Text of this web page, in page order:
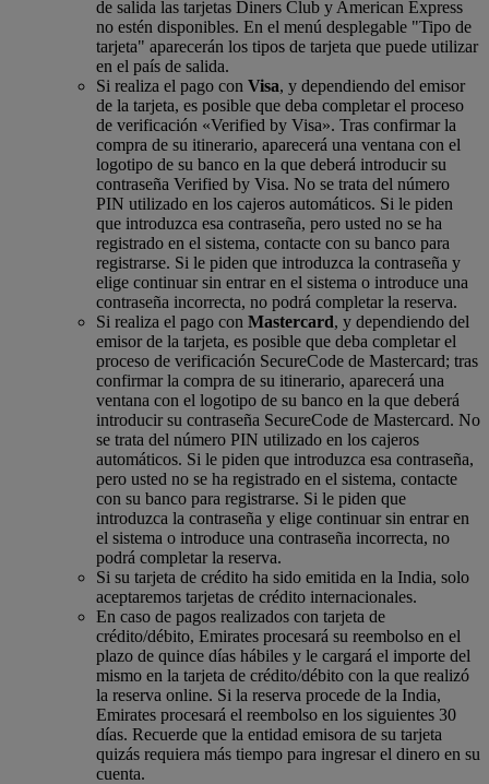
de salida las tarjetas Diners Club y American Express
no estén disponibles. En el menú desplegable "Tipo de
tarjeta" aparecerán los tipos de tarjeta que puede utilizar
en el país de salida.
Si realiza el pago con Visa, y dependiendo del emisor
de la tarjeta, es posible que deba completar el proceso
de verificación «Verified by Visa». Tras confirmar la
compra de su itinerario, aparecerá una ventana con el
logotipo de su banco en la que deberá introducir su
contraseña Verified by Visa. No se trata del número
PIN utilizado en los cajeros automáticos. Si le piden
que introduzca esa contraseña, pero usted no se ha
registrado en el sistema, contacte con su banco para
registrarse. Si le piden que introduzca la contraseña y
elige continuar sin entrar en el sistema o introduce una
contraseña incorrecta, no podrá completar la reserva.
Si realiza el pago con Mastercard, y dependiendo del
emisor de la tarjeta, es posible que deba completar el
proceso de verificación SecureCode de Mastercard; tras
confirmar la compra de su itinerario, aparecerá una
ventana con el logotipo de su banco en la que deberá
introducir su contraseña SecureCode de Mastercard. No
se trata del número PIN utilizado en los cajeros
automáticos. Si le piden que introduzca esa contraseña,
pero usted no se ha registrado en el sistema, contacte
con su banco para registrarse. Si le piden que
introduzca la contraseña y elige continuar sin entrar en
el sistema o introduce una contraseña incorrecta, no
podrá completar la reserva.
Si su tarjeta de crédito ha sido emitida en la India, solo
aceptaremos tarjetas de crédito internacionales.
En caso de pagos realizados con tarjeta de
crédito/débito, Emirates procesará su reembolso en el
plazo de quince días hábiles y le cargará el importe del
mismo en la tarjeta de crédito/débito con la que realizó
la reserva online. Si la reserva procede de la India,
Emirates procesará el reembolso en los siguientes 30
días. Recuerde que la entidad emisora de su tarjeta
quizás requiera más tiempo para ingresar el dinero en su
cuenta.